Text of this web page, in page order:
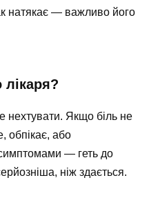
натякає — важливо його
Якщо біль не
обпікає, або
— геть до
ніж здається.